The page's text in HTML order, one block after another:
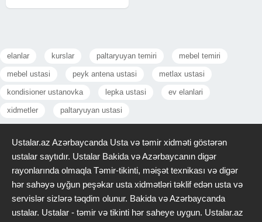
elanlar kurslar paltaryuyan temiri mebel temiri
mebel ustasi peyk antena ustasi metlax ustasi
kondisioner ustanovka lepka ustasi ev elanlari
xidmetler paltaryuyan ustasi
Ustalar.az Azərbaycanda Usta və təmir xidməti göstərən
ustalar saytıdır. Ustalar Bakida və Azərbaycanın digər
rayonlarında olmaqla Təmir-tikinti, məişət texnikası və digər
hər sahəyə uyğun peşəkar usta xidmətləri təklif edən usta və
servislər sizlərə təqdim olunur. Bakida və Azərbaycanda
ustalar. Ustalar - təmir və tikinti hər saheye uygun. Ustalar.az